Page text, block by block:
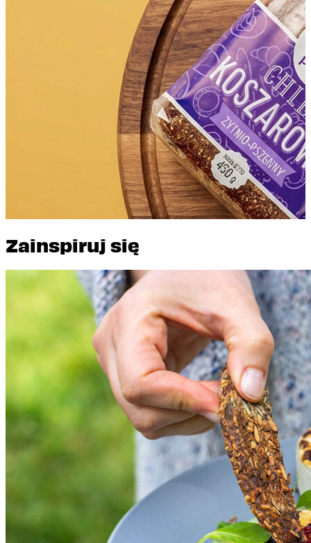
Zainspiruj się